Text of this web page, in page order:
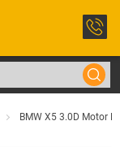
BMW X5 3.0D Motor